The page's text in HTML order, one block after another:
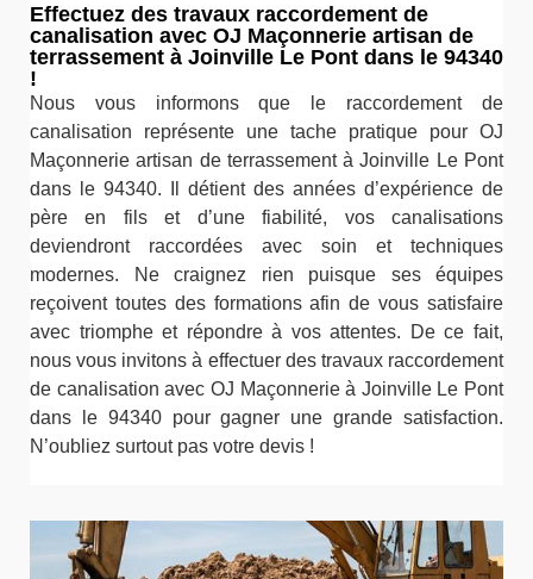
Effectuez des travaux raccordement de
canalisation avec OJ Maçonnerie artisan de
terrassement à Joinville Le Pont dans le 94340
!
Nous vous informons que le raccordement de
canalisation représente une tache pratique pour OJ
Maçonnerie artisan de terrassement à Joinville Le Pont
dans le 94340. Il détient des années d’expérience de
père en fils et d’une fiabilité, vos canalisations
deviendront raccordées avec soin et techniques
modernes. Ne craignez rien puisque ses équipes
reçoivent toutes des formations afin de vous satisfaire
avec triomphe et répondre à vos attentes. De ce fait,
nous vous invitons à effectuer des travaux raccordement
de canalisation avec OJ Maçonnerie à Joinville Le Pont
dans le 94340 pour gagner une grande satisfaction.
N’oubliez surtout pas votre devis !